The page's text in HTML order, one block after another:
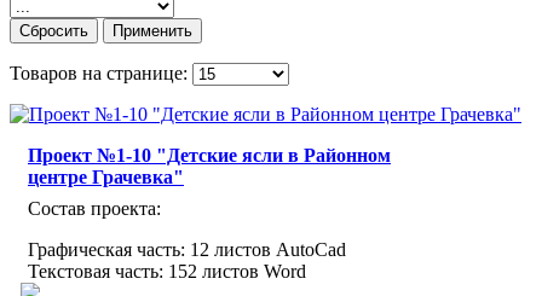
Товаров на странице:
Проект №1-10 "Детские ясли в Районном
центре Грачевка"
Состав проекта:
Графическая часть: 12 листов AutoCad
Текстовая часть: 152 листов Word